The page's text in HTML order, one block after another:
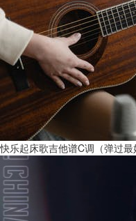
快乐起床歌吉他谱C调（弹过